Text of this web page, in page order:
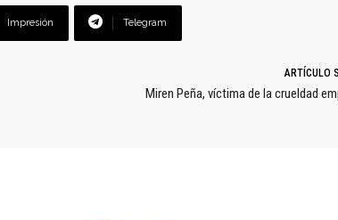
Impresión Telegram
ARTÍCULO
Miren Peña, víctima de la crueldad